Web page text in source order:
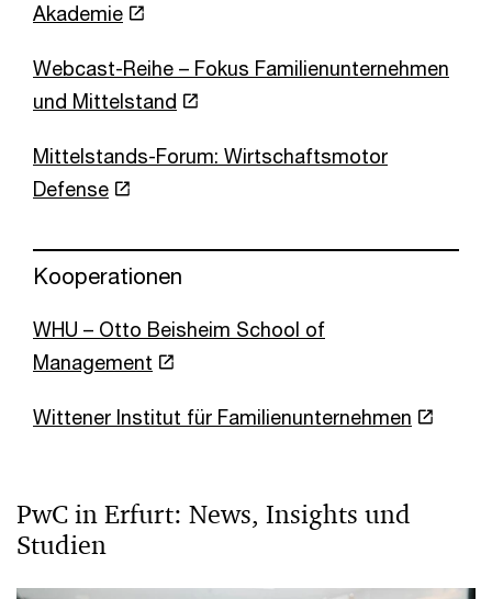
Akademie
Webcast-Reihe – Fokus Familienunternehmen
und Mittelstand
Mittelstands-Forum: Wirtschaftsmotor
Defense
Kooperationen
WHU – Otto Beisheim School of
Management
Wittener Institut für Familienunternehmen
PwC in Erfurt: News, Insights und
Studien